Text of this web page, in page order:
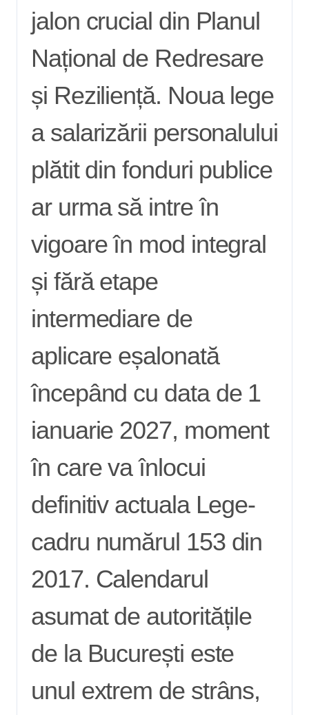
jalon crucial din Planul
Național de Redresare
și Reziliență. Noua lege
a salarizării personalului
plătit din fonduri publice
ar urma să intre în
vigoare în mod integral
și fără etape
intermediare de
aplicare eșalonată
începând cu data de 1
ianuarie 2027, moment
în care va înlocui
definitiv actuala Lege-
cadru numărul 153 din
2017. Calendarul
asumat de autoritățile
de la București este
unul extrem de strâns,